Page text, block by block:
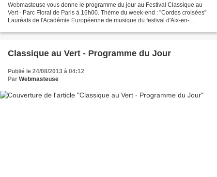
Webmasteuse vous donne le programme du jour au Festival Classique au
Vert - Parc Floral de Paris à 16h00. Thème du week-end : "Cordes croisées"
Lauréats de l'Académie Européenne de musique du festival d'Aix-en-
Classique au Vert - Programme du Jour
Publié le 24/08/2013 à 04:12
Par Webmasteuse